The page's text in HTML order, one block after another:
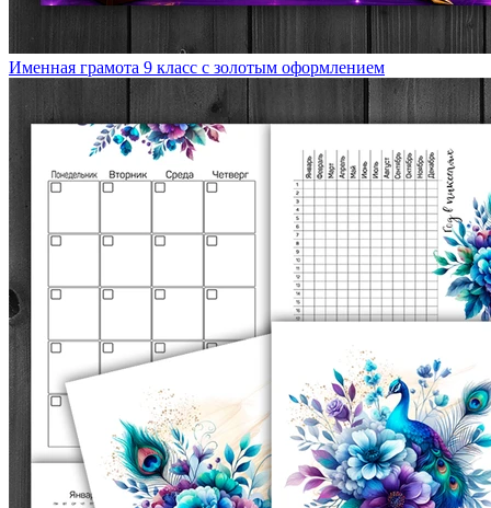
Именная грамота 9 класс с золотым оформлением